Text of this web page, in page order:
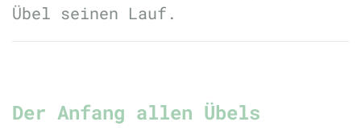
Übel seinen Lauf.
Der Anfang allen Übels